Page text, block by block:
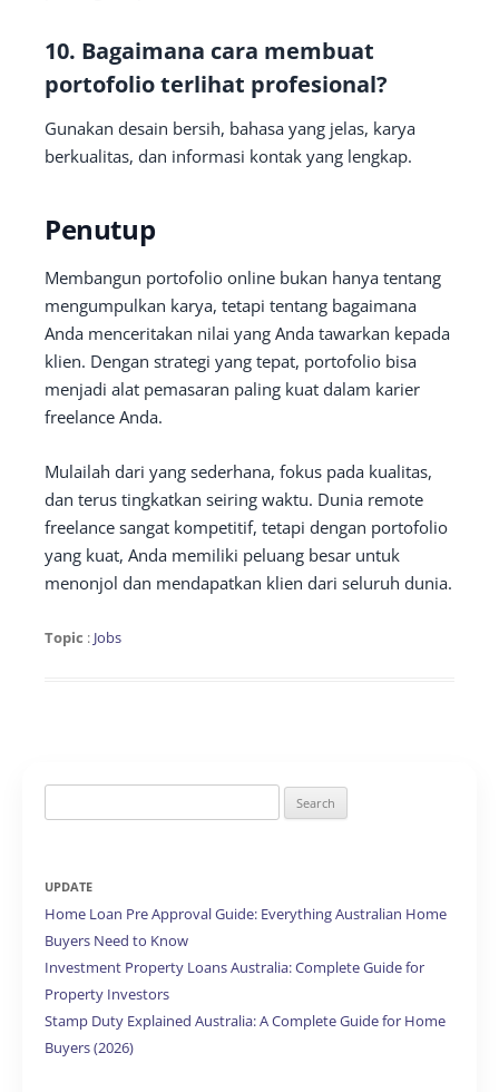
10. Bagaimana cara membuat
portofolio terlihat profesional?
Gunakan desain bersih, bahasa yang jelas, karya
berkualitas, dan informasi kontak yang lengkap.
Penutup
Membangun portofolio online bukan hanya tentang
mengumpulkan karya, tetapi tentang bagaimana
Anda menceritakan nilai yang Anda tawarkan kepada
klien. Dengan strategi yang tepat, portofolio bisa
menjadi alat pemasaran paling kuat dalam karier
freelance Anda.
Mulailah dari yang sederhana, fokus pada kualitas,
dan terus tingkatkan seiring waktu. Dunia remote
freelance sangat kompetitif, tetapi dengan portofolio
yang kuat, Anda memiliki peluang besar untuk
menonjol dan mendapatkan klien dari seluruh dunia.
Topic : Jobs
for:
UPDATE
Home Loan Pre Approval Guide: Everything Australian Home
Buyers Need to Know
Investment Property Loans Australia: Complete Guide for
Property Investors
Stamp Duty Explained Australia: A Complete Guide for Home
Buyers (2026)